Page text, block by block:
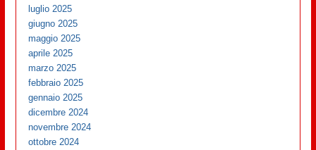
luglio 2025
giugno 2025
maggio 2025
aprile 2025
marzo 2025
febbraio 2025
gennaio 2025
dicembre 2024
novembre 2024
ottobre 2024